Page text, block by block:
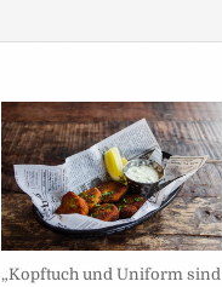
„Kopftuch und Uniform sind